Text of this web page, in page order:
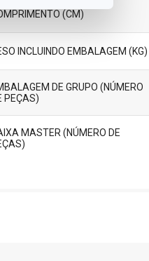
(CM)
INCLUINDO EMBALAGEM (KG)
DE GRUPO (NÚMERO
PEÇAS)
MASTER (NÚMERO DE